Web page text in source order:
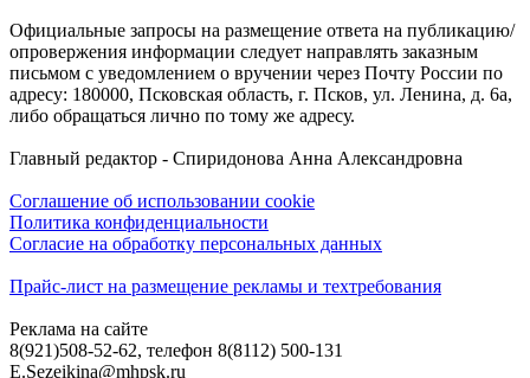
Официальные запросы на размещение ответа на публикацию/
опровержения информации следует направлять заказным
письмом с уведомлением о вручении через Почту России по
адресу: 180000, Псковская область, г. Псков, ул. Ленина, д. 6а,
либо обращаться лично по тому же адресу.
Главный редактор - Спиридонова Анна Александровна
Соглашение об использовании cookie
Политика конфиденциальности
Согласие на обработку персональных данных
Прайс-лист на размещение рекламы и техтребования
Реклама на сайте
8(921)508-52-62, телефон 8(8112) 500-131
E.Sezeikina@mhpsk.ru